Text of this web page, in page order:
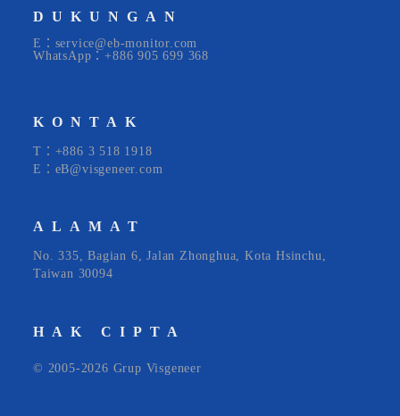
DUKUNGAN
E：service@eb-monitor.com
WhatsApp：+886 905 699 368
KONTAK
T：+886 3 518 1918
E：eB@visgeneer.com
ALAMAT
No. 335, Bagian 6, Jalan Zhonghua, Kota Hsinchu,
Taiwan 30094
HAK CIPTA
© 2005-2026 Grup Visgeneer